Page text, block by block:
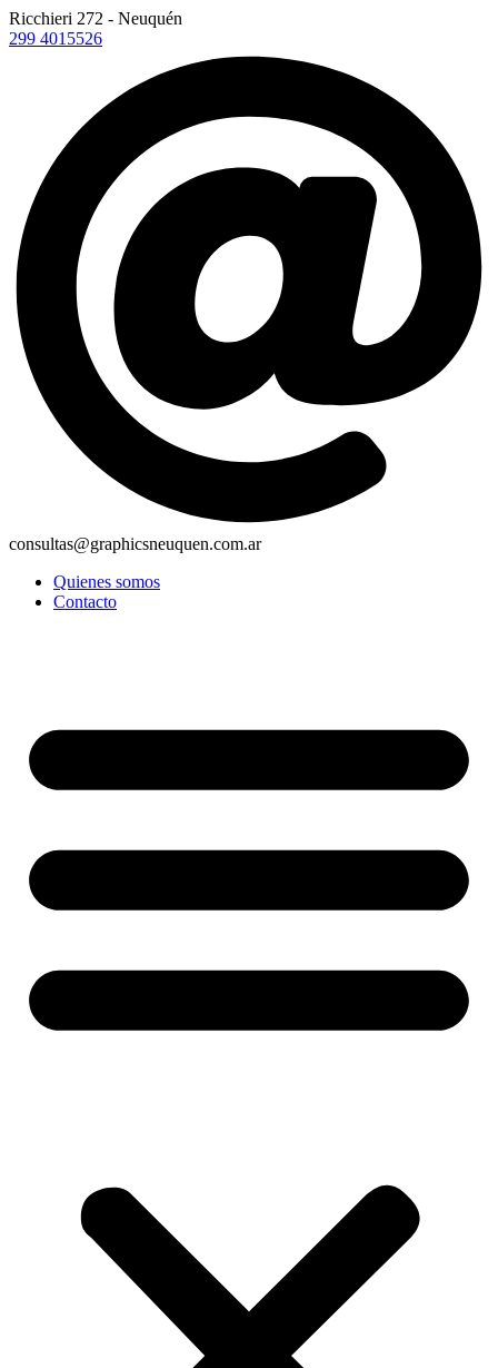
Ricchieri 272 - Neuquén
299 4015526
consultas@graphicsneuquen.com.ar
Quienes somos
Contacto